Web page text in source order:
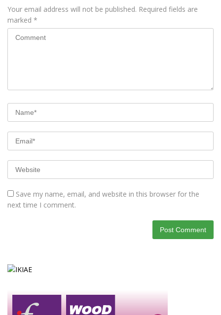
Your email address will not be published. Required fields are
marked *
Save my name, email, and website in this browser for the
next time I comment.